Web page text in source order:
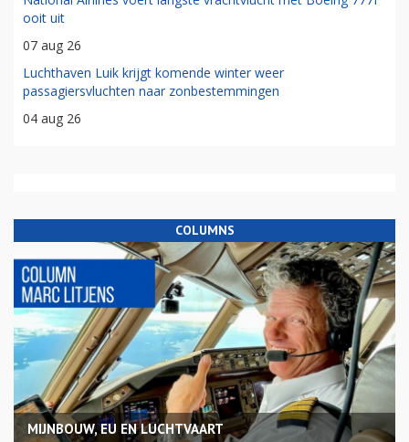
ooit uit
07 aug 26
Luchthaven Luik krijgt komende winter weer
passagiersvluchten naar zonbestemmingen
04 aug 26
COLUMNS
MIJNBOUW, EU EN LUCHTVAART